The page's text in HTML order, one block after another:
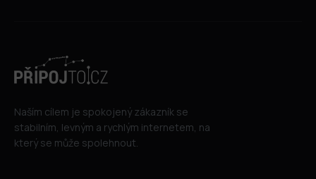
Naším cílem je spokojený zákazník se
stabilním, levným a rychlým internetem, na
který se může spolehnout.